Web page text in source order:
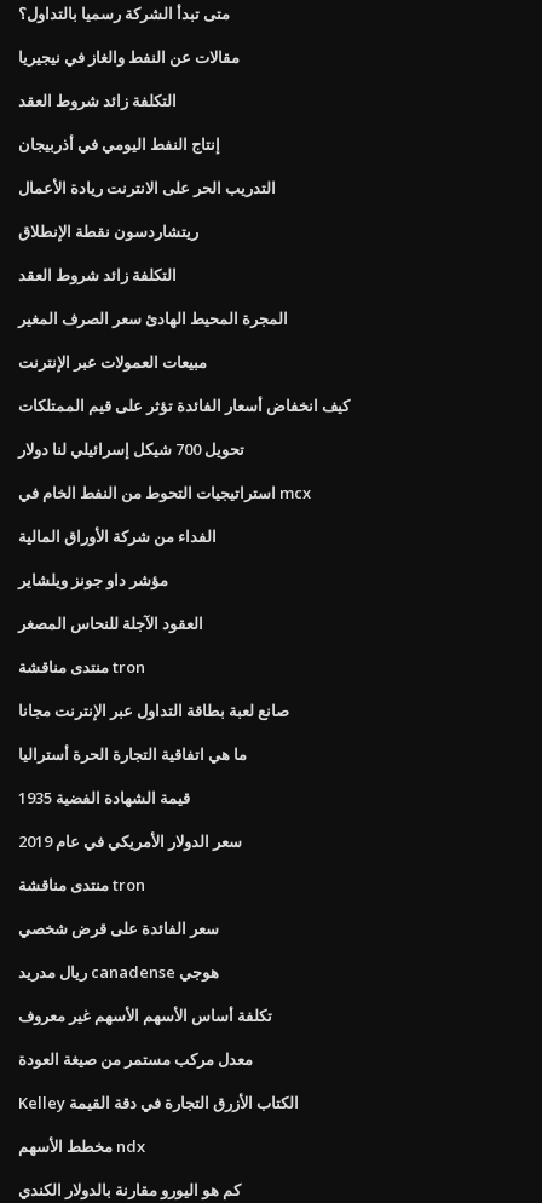
متى تبدأ الشركة رسميا بالتداول؟
مقالات عن النفط والغاز في نيجيريا
التكلفة زائد شروط العقد
إنتاج النفط اليومي في أذربيجان
التدريب الحر على الانترنت ريادة الأعمال
ريتشاردسون نقطة الإنطلاق
التكلفة زائد شروط العقد
المجرة المحيط الهادئ سعر الصرف المغير
مبيعات العمولات عبر الإنترنت
كيف انخفاض أسعار الفائدة تؤثر على قيم الممتلكات
تحويل 700 شيكل إسرائيلي لنا دولار
استراتيجيات التحوط من النفط الخام في mcx
الفداء من شركة الأوراق المالية
مؤشر داو جونز ويلشاير
العقود الآجلة للنحاس المصغر
منتدى مناقشة tron
صانع لعبة بطاقة التداول عبر الإنترنت مجانا
ما هي اتفاقية التجارة الحرة أستراليا
1935 قيمة الشهادة الفضية
سعر الدولار الأمريكي في عام 2019
منتدى مناقشة tron
سعر الفائدة على قرض شخصي
ريال مدريد canadense هوجي
تكلفة أساس الأسهم الأسهم غير معروف
معدل مركب مستمر من صيغة العودة
Kelley الكتاب الأزرق التجارة في دقة القيمة
مخطط الأسهم ndx
كم هو اليورو مقارنة بالدولار الكندي